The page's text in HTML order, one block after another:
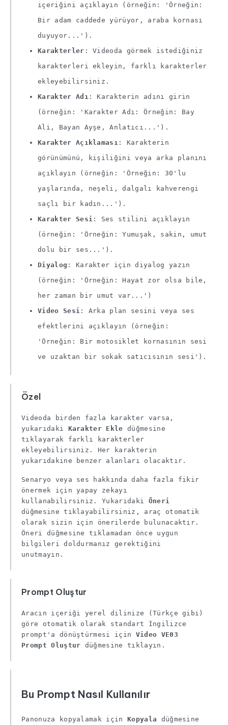
içeriğini açıklayın (örneğin: 'Örneğin:
Bir adam caddede yürüyor, araba kornası
duyuyor...').
Karakterler : Videoda görmek istediğiniz
karakterleri ekleyin, farklı karakterler
ekleyebilirsiniz.
Karakter Adı : Karakterin adını girin
(örneğin: 'Karakter Adı: Örneğin: Bay
Ali, Bayan Ayşe, Anlatıcı...').
Karakter Açıklaması : Karakterin
görünümünü, kişiliğini veya arka planını
açıklayın (örneğin: 'Örneğin: 30'lu
yaşlarında, neşeli, dalgalı kahverengi
saçlı bir kadın...').
Karakter Sesi : Ses stilini açıklayın
(örneğin: 'Örneğin: Yumuşak, sakin, umut
dolu bir ses...').
Diyalog : Karakter için diyalog yazın
(örneğin: 'Örneğin: Hayat zor olsa bile,
her zaman bir umut var...')
Video Sesi : Arka plan sesini veya ses
efektlerini açıklayın (örneğin:
'Örneğin: Bir motosiklet kornasının sesi
ve uzaktan bir sokak satıcısının sesi').
Özel
Videoda birden fazla karakter varsa,
yukarıdaki Karakter Ekle düğmesine
tıklayarak farklı karakterler
ekleyebilirsiniz. Her karakterin
yukarıdakine benzer alanları olacaktır.
Senaryo veya ses hakkında daha fazla fikir
önermek için yapay zekayı
kullanabilirsiniz. Yukarıdaki Öneri
düğmesine tıklayabilirsiniz, araç otomatik
olarak sizin için önerilerde bulunacaktır.
Öneri düğmesine tıklamadan önce uygun
bilgileri doldurmanız gerektiğini
unutmayın.
Prompt Oluştur
Aracın içeriği yerel dilinize (Türkçe gibi)
göre otomatik olarak standart İngilizce
prompt'a dönüştürmesi için Video VE03
Prompt Oluştur düğmesine tıklayın.
Bu Prompt Nasıl Kullanılır
Panonuza kopyalamak için Kopyala düğmesine